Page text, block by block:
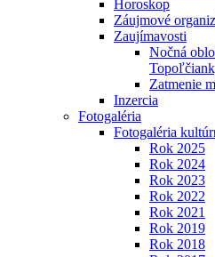
Horoskop
Záujmové
Zaujímavosti
Nočná
Zatmenie
Inzercia
Fotogaléria
Fotogaléria
Rok 2025
Rok 2024
Rok 2023
Rok 2022
Rok 2021
Rok 2019
Rok 2018